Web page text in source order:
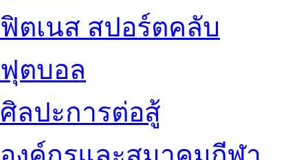
ฟิตเนส สปอร์ตคลับ
ฟุตบอล
ศิลปะการต่อสู้